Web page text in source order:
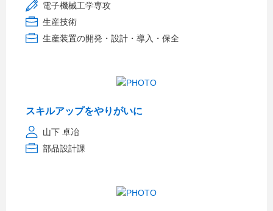
電子機械工学専攻
生産技術
生産装置の開発・設計・導入・保全
スキルアップをやりがいに
山下 卓冶
部品設計課